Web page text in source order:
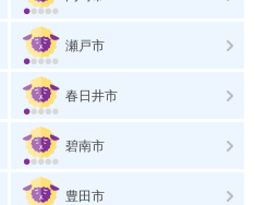
瀬戸市
春日井市
碧南市
豊田市